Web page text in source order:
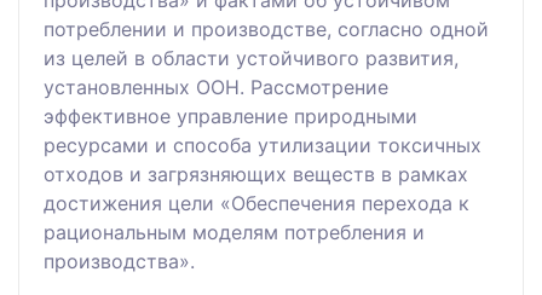
потреблении и производстве, согласно одной
из целей в области устойчивого развития,
установленных ООН. Рассмотрение
эффективное управление природными
ресурсами и способа утилизации токсичных
отходов и загрязняющих веществ в рамках
достижения цели «Обеспечения перехода к
рациональным моделям потребления и
производства».